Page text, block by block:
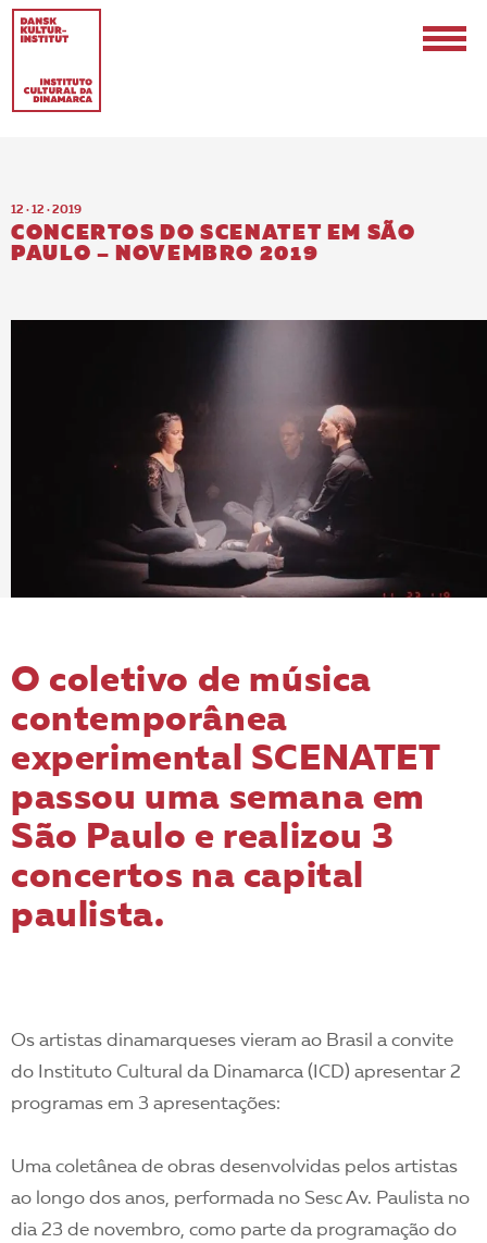
12 · 12 · 2019
CONCERTOS DO SCENATET EM SÃO
PAULO – NOVEMBRO 2019
O coletivo de música
contemporânea
experimental SCENATET
passou uma semana em
São Paulo e realizou 3
concertos na capital
paulista.
Os artistas dinamarqueses vieram ao Brasil a convite
do Instituto Cultural da Dinamarca (ICD) apresentar 2
programas em 3 apresentações:
Uma coletânea de obras desenvolvidas pelos artistas
ao longo dos anos, performada no Sesc Av. Paulista no
dia 23 de novembro, como parte da programação do